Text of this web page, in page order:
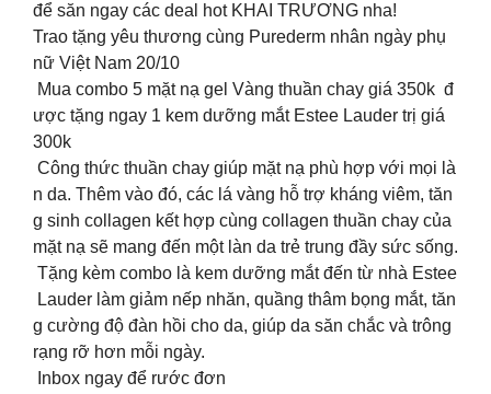
để săn ngay các deal hot KHAI TRƯƠNG nha!
️Trao tặng yêu thương cùng Purederm nhân ngày phụ
nữ Việt Nam 20/10
Mua combo 5 mặt nạ gel Vàng thuần chay giá 350k đ
ược tặng ngay 1 kem dưỡng mắt Estee Lauder trị giá
300k
Công thức thuần chay giúp mặt nạ phù hợp với mọi là
n da. Thêm vào đó, các lá vàng hỗ trợ kháng viêm, tăn
g sinh collagen kết hợp cùng collagen thuần chay của
mặt nạ sẽ mang đến một làn da trẻ trung đầy sức sống.
️ Tặng kèm combo là kem dưỡng mắt đến từ nhà Estee
Lauder làm giảm nếp nhăn, quầng thâm bọng mắt, tăn
g cường độ đàn hồi cho da, giúp da săn chắc và trông
rạng rỡ hơn mỗi ngày.
Inbox ngay để rước đơn